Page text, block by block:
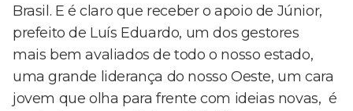
Brasil. E é claro que receber o apoio de Júnior,
prefeito de Luís Eduardo, um dos gestores
mais bem avaliados de todo o nosso estado,
uma grande liderança do nosso Oeste, um cara
jovem que olha para frente com ideias novas, é